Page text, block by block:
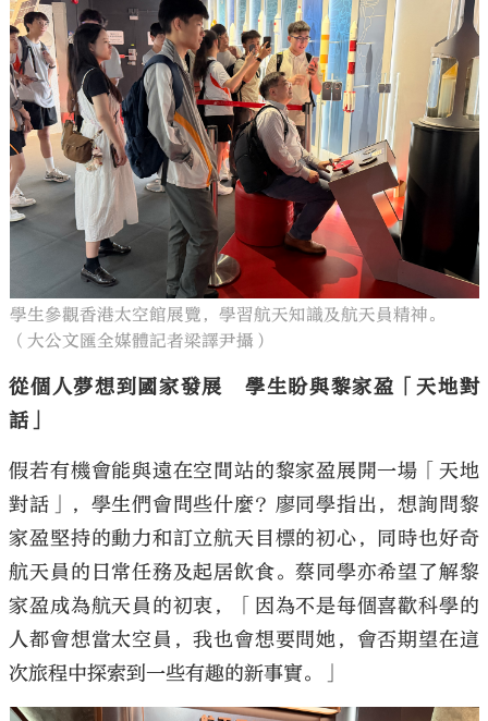
學生參觀香港太空館展覽，學習航天知識及航天員精神。
（大公文匯全媒體記者梁譯尹攝）
從個人夢想到國家發展 學生盼與黎家盈「天地對
話」
假若有機會能與遠在空間站的黎家盈展開一場「天地
對話」，學生們會問些什麼？廖同學指出，想詢問黎
家盈堅持的動力和訂立航天目標的初心，同時也好奇
航天員的日常任務及起居飲食。蔡同學亦希望了解黎
家盈成為航天員的初衷，「因為不是每個喜歡科學的
人都會想當太空員，我也會想要問她，會否期望在這
次旅程中探索到一些有趣的新事實。」